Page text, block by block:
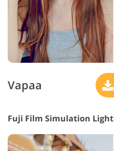
Vapaa
Fuji Film Simulation